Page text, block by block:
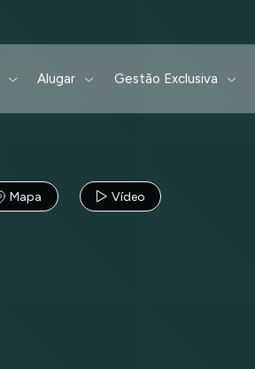
Alugar Gestão Exclusiva
Mapa Vídeo